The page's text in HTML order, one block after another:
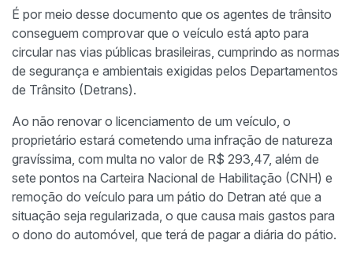
É por meio desse documento que os agentes de trânsito
conseguem comprovar que o veículo está apto para
circular nas vias públicas brasileiras, cumprindo as normas
de segurança e ambientais exigidas pelos Departamentos
de Trânsito (Detrans).
Ao não renovar o licenciamento de um veículo, o
proprietário estará cometendo uma infração de natureza
gravíssima, com multa no valor de R$ 293,47, além de
sete pontos na Carteira Nacional de Habilitação (CNH) e
remoção do veículo para um pátio do Detran até que a
situação seja regularizada, o que causa mais gastos para
o dono do automóvel, que terá de pagar a diária do pátio.